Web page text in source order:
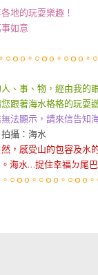
地的玩耍樂趣！
如意
○ｏo。○ｏo。○ｏo。
、事、物，經由我的
跟著海水格格的玩耍
法顯示，請來信告
攝：海水
，感受山的包容及水
海水…捉住幸福ㄉ尾
○ｏo。○ｏo。○ｏo